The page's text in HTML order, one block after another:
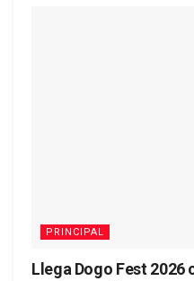
PRINCIPAL
Llega Dogo Fest 2026